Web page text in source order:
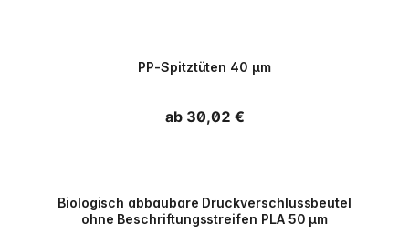
PP-Spitztüten 40 µm
Normaler Preis
ab 30,02 €
Biologisch abbaubare Druckverschlussbeutel
ohne Beschriftungsstreifen PLA 50 µm